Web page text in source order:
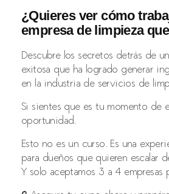
¿Quieres ver cómo
empresa de limpieza
Descubre los secretos detrás de
exitosa que ha logrado generar
en la industria de servicios de
Si sientes que es tu momento de
oportunidad.
Esto no es un curso. Es una
para dueños que quieren escalar
Y solo aceptamos 3 a 4 empresas